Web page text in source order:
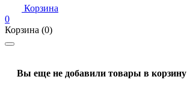
Корзина
0
Корзина (0)
Вы еще не добавили товары в корзину